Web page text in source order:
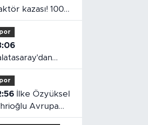
kazası! 100
sürüklendi
yerli
Avrupa
oldu